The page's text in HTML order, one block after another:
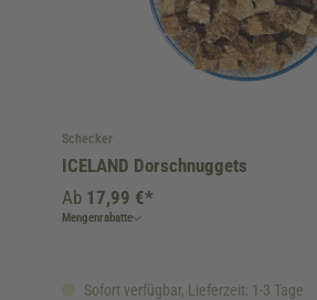
Schecker
ICELAND Dorschnuggets
Sofort verfügbar, Lieferzeit: 1-3 Tage
Ab 17,99 €*
Mengenrabatte